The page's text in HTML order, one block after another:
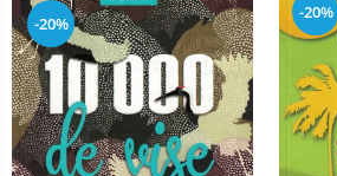
-20%
-20%